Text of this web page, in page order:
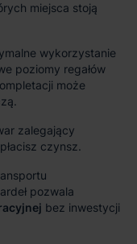
miejsca stoją
wykorzystanie
poziomy regałów
może
zalegający
czynsz.
pozwala
bez inwestycji